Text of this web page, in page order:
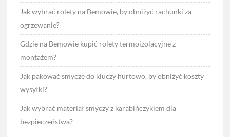
Jak wybrać rolety na Bemowie, by obniżyć rachunki za
ogrzewanie?
Gdzie na Bemowie kupić rolety termoizolacyjne z
montażem?
Jak pakować smycze do kluczy hurtowo, by obniżyć koszty
wysyłki?
Jak wybrać materiał smyczy z karabińczykiem dla
bezpieczeństwa?